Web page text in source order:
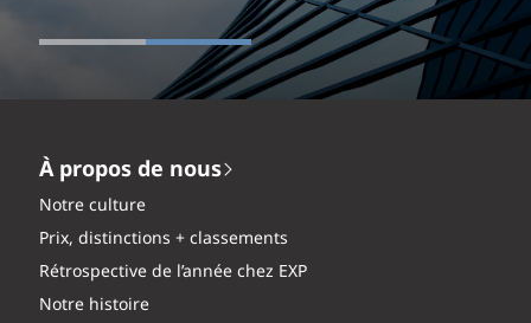
À propos de nous
Notre culture
Prix, distinctions + classements
Rétrospective de l’année chez EXP
Notre histoire